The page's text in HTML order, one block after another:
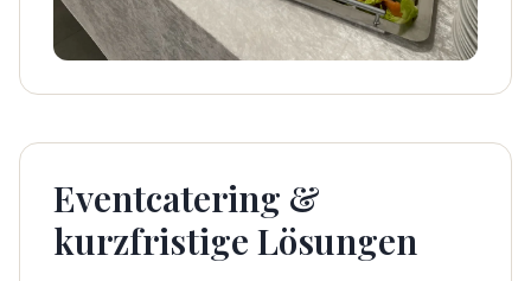
Eventcatering &
kurzfristige Lösungen